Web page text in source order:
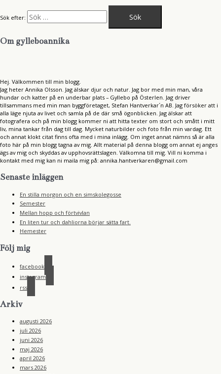
Sök efter:
Om gylleboannika
Hej. Välkommen till min blogg.
Jag heter Annika Olsson. Jag älskar djur och natur. Jag bor med min man, våra
hundar och katter på en underbar plats – Gyllebo på Österlen. Jag driver
tillsammans med min man byggföretaget, Stefan Hantverkar´n AB. Jag försöker att i
alla läge njuta av livet och samla på de där små ögonblicken. Jag älskar att
fotografera och på min blogg kommer ni att hitta texter om stort och smått i mitt
liv, mina tankar från dag till dag. Mycket naturbilder och foto från min vardag. Ett
och annat klokt citat finns ofta med i mina inlägg. Om inget annat nämns så är alla
foto här på min blogg tagna av mig. Allt material på denna blogg om annat ej anges
ägs av mig och skyddas av upphovsrättslagen. Välkomna till mig. Vill ni komma i
kontakt med mig kan ni maila mig på: annika.hantverkaren@gmail.com
Senaste inläggen
En stilla morgon och en simskolegosse
Semester
Mellan hopp och förtvivlan
En liten tur och dahliorna börjar sätta fart.
Hemester
Följ mig
facebook
instagram
rss
Arkiv
augusti 2026
juli 2026
juni 2026
maj 2026
april 2026
mars 2026